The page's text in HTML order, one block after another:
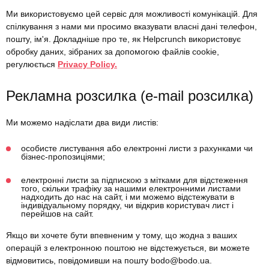
Ми використовуємо цей сервіс для можливості комунікацій. Для
спілкування з нами ми просимо вказувати власні дані телефон,
пошту, ім'я. Докладніше про те, як Helpcrunch використовує
обробку даних, зібраних за допомогою файлів cookie,
регулюється Privacy Policy.
Рекламна розсилка (e-mail розсилка)
Ми можемо надіслати два види листів:
особисте листування або електронні листи з рахунками чи
бізнес-пропозиціями;
електронні листи за підпискою з мітками для відстеження
того, скільки трафіку за нашими електронними листами
надходить до нас на сайт, і ми можемо відстежувати в
індивідуальному порядку, чи відкрив користувач лист і
перейшов на сайт.
Якщо ви хочете бути впевненим у тому, що жодна з ваших
операцій з електронною поштою не відстежується, ви можете
відмовитись, повідомивши на пошту bodo@bodo.ua.